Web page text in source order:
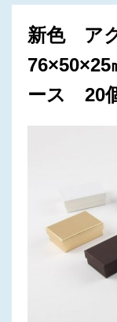
新色 ア
ース 20